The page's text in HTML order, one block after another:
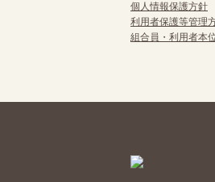
個人情報保護方針
利用者保護等管理
組合員・利用者本